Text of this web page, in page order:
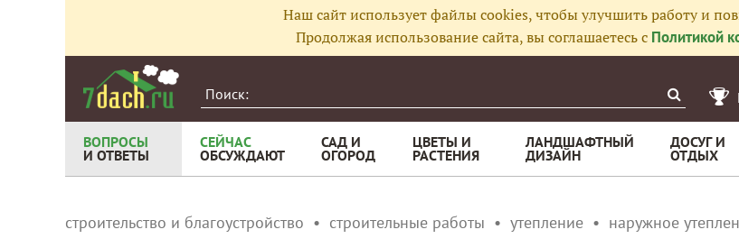
Наш сайт использует файлы cookies, чтобы улучшить работу и
Продолжая использование сайта, вы соглашаетесь с Политикой
ВОПРОСЫ
И ОТВЕТЫ
СЕЙЧАС
ОБСУЖДАЮТ
САД И
ОГОРОД
ЦВЕТЫ И
РАСТЕНИЯ
ЛАНДШАФТНЫЙ
ДИЗАЙН
ДОСУГ И
ОТДЫХ
строительство и благоустройство строительные работы утепление наружное